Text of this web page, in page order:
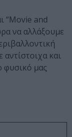
“Movie and
να αλλάξουμε
και
φυσικό μας